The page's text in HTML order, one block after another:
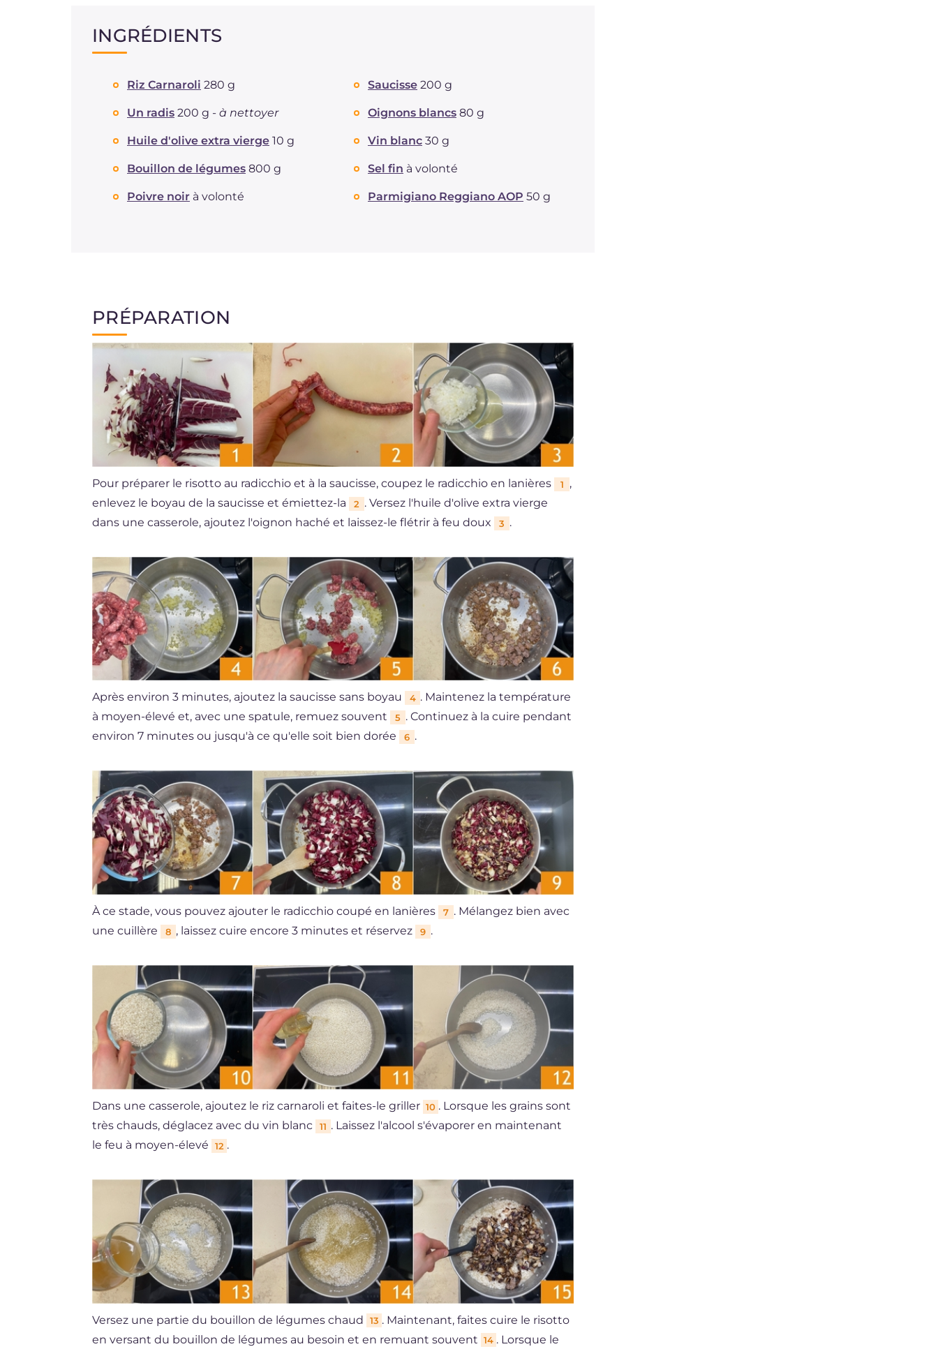
INGRÉDIENTS
Riz Carnaroli 280 g Saucisse 200 g
Un radis 200 g - à nettoyer Oignons blancs 80 g
Huile d'olive extra vierge 10 g Vin blanc 30 g
Bouillon de légumes 800 g Sel fin à volonté
Poivre noir à volonté Parmigiano Reggiano AOP 50 g
PRÉPARATION
Pour préparer le risotto au radicchio et à la saucisse, coupez le radicchio en lanières 1
,
enlevez le boyau de la saucisse et émiettez-la
2 . Versez l'huile d'olive extra vierge
dans une casserole, ajoutez l'oignon haché et laissez-le flétrir à feu doux
3 .
Après environ 3 minutes, ajoutez la saucisse sans boyau 4 . Maintenez la température
à moyen-élevé et, avec une spatule, remuez souvent
5 . Continuez à la cuire pendant
environ 7 minutes ou jusqu'à ce qu'elle soit bien dorée
6 .
À ce stade, vous pouvez ajouter le radicchio coupé en lanières 7 . Mélangez bien avec
une cuillère
8 , laissez cuire encore 3 minutes et réservez 9 .
Dans une casserole, ajoutez le riz carnaroli et faites-le griller 10 . Lorsque les grains sont
très chauds, déglacez avec du vin blanc
11 . Laissez l'alcool s'évaporer en maintenant
le feu à moyen-élevé
12 .
Versez une partie du bouillon de légumes chaud 13 . Maintenant, faites cuire le risotto
en versant du bouillon de légumes au besoin et en remuant souvent 14 . Lorsque le